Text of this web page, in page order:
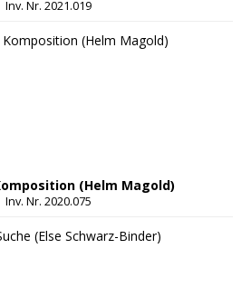
Inv. Nr. 2021.019
(Helm Magold)
Inv. Nr. 2020.075